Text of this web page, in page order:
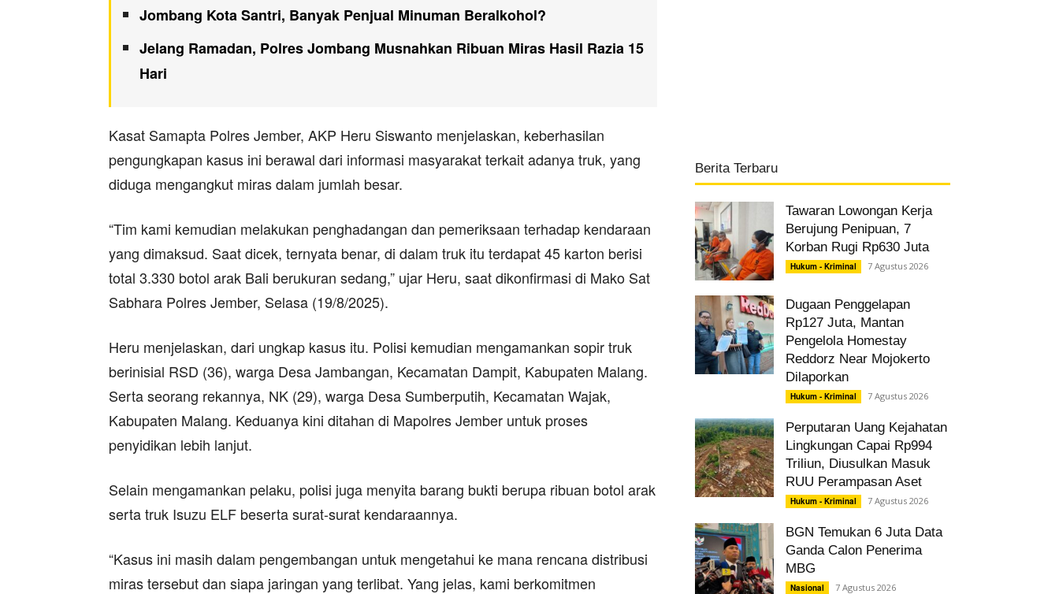
Jombang Kota Santri, Banyak Penjual Minuman Beralkohol?
Jelang Ramadan, Polres Jombang Musnahkan Ribuan Miras Hasil Razia 15
Hari
Kasat Samapta Polres Jember, AKP Heru Siswanto menjelaskan, keberhasilan
pengungkapan kasus ini berawal dari informasi masyarakat terkait adanya truk, yang
diduga mengangkut miras dalam jumlah besar.
“Tim kami kemudian melakukan penghadangan dan pemeriksaan terhadap kendaraan
yang dimaksud. Saat dicek, ternyata benar, di dalam truk itu terdapat 45 karton berisi
total 3.330 botol arak Bali berukuran sedang,” ujar Heru, saat dikonfirmasi di Mako Sat
Sabhara Polres Jember, Selasa (19/8/2025).
Heru menjelaskan, dari ungkap kasus itu. Polisi kemudian mengamankan sopir truk
berinisial RSD (36), warga Desa Jambangan, Kecamatan Dampit, Kabupaten Malang.
Serta seorang rekannya, NK (29), warga Desa Sumberputih, Kecamatan Wajak,
Kabupaten Malang. Keduanya kini ditahan di Mapolres Jember untuk proses
penyidikan lebih lanjut.
Selain mengamankan pelaku, polisi juga menyita barang bukti berupa ribuan botol arak
serta truk Isuzu ELF beserta surat-surat kendaraannya.
“Kasus ini masih dalam pengembangan untuk mengetahui ke mana rencana distribusi
miras tersebut dan siapa jaringan yang terlibat. Yang jelas, kami berkomitmen
Berita Terbaru
Tawaran Lowongan Kerja
Berujung Penipuan, 7
Korban Rugi Rp630 Juta
Hukum - Kriminal 7 Agustus 2026
Dugaan Penggelapan
Rp127 Juta, Mantan
Pengelola Homestay
Reddorz Near Mojokerto
Dilaporkan
Hukum - Kriminal 7 Agustus 2026
Perputaran Uang Kejahatan
Lingkungan Capai Rp994
Triliun, Diusulkan Masuk
RUU Perampasan Aset
Hukum - Kriminal 7 Agustus 2026
BGN Temukan 6 Juta Data
Ganda Calon Penerima
MBG
Nasional 7 Agustus 2026